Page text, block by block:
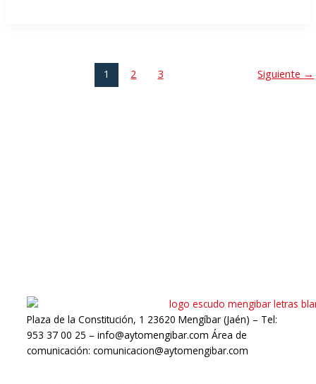
1 2 3 Siguiente →
Plaza de la Constitución, 1 23620 Mengíbar (Jaén) – Tel:
953 37 00 25 – info@aytomengibar.com Área de
comunicación: comunicacion@aytomengibar.com